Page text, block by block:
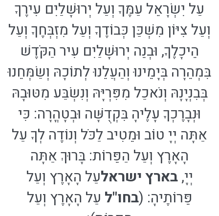
עַל יִשְׂרָאֵל עַמֶּךָ וְעַל יְרוּשָׁלַיִם עִירֶךָ
וְעַל צִיּוֹן מִשְׁכַּן כְּבוֹדֶךָ וְעַל מִזְבְּחֶךָ וְעַל
הֵיכָלֶךָ, וּבְנֵה יְרוּשָׁלַיִם עִיר הַקֹּדֶשׁ
בִּמְהֵרָה בְּיָמֵינוּ וְהַעֲלֵנוּ לְתוֹכָהּ וְשַׂמְּחֵנוּ
בְּבִנְיָנָהּ וְנֹאכַל מִפִּרְיָּהּ וְנִשְׂבַּע מִטּוּבָהּ
וּנְבָרֶכְךָ עָלֶיהָ בִּקְדֻשָּׁה וּבְטָהֳרָה: כִּי
אַתָּה יְיָ טוֹב וּמֵטִיב לַכֹּל וְנוֹדֶה לְךָ עַל
הָאָרֶץ וְעַל הַפֵּרוֹת: בָּרוּךְ אַתָּה
יְיָ,בארץ ישראלעַל הָאָרֶץ וְעַל
פֵּרוֹתֶיהָ: (בחו"ל עַל הָאָרֶץ וְעַל